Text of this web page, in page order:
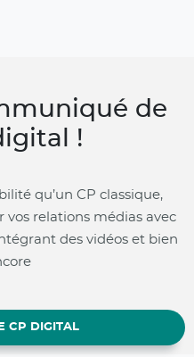
de
!
qu’un CP classique,
relations médias avec
des vidéos et bien
CP DIGITAL